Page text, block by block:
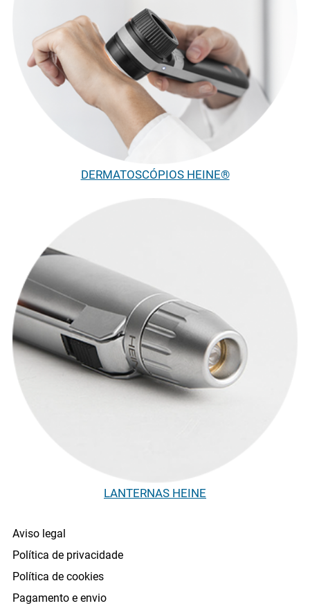
DERMATOSCÓPIOS HEINE®
LANTERNAS HEINE
Aviso legal
Política de privacidade
Política de cookies
Pagamento e envio